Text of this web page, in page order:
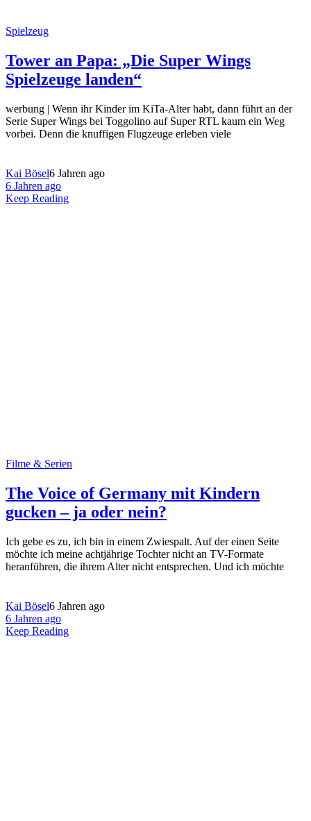
Spielzeug
Tower an Papa: „Die Super Wings
Spielzeuge landen“
werbung | Wenn ihr Kinder im KiTa-Alter habt, dann führt an der
Serie Super Wings bei Toggolino auf Super RTL kaum ein Weg
vorbei. Denn die knuffigen Flugzeuge erleben viele
Kai Bösel6 Jahren ago
6 Jahren ago
Keep Reading
Filme & Serien
The Voice of Germany mit Kindern
gucken – ja oder nein?
Ich gebe es zu, ich bin in einem Zwiespalt. Auf der einen Seite
möchte ich meine achtjährige Tochter nicht an TV-Formate
heranführen, die ihrem Alter nicht entsprechen. Und ich möchte
Kai Bösel6 Jahren ago
6 Jahren ago
Keep Reading